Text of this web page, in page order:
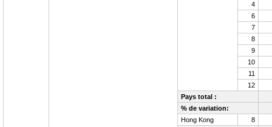
4
6
7
8
9
10
11
12
Pays total :
% de variation:
Hong Kong
8